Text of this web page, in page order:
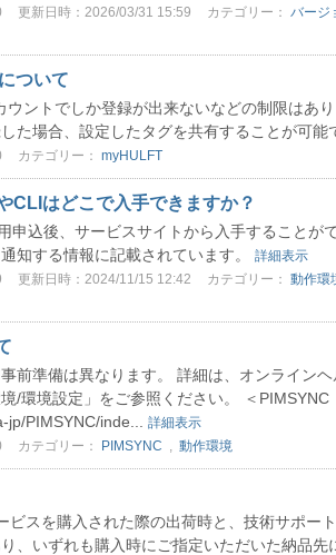
更新日時：2026/03/31 15:59 カテゴリー： バージ
ついて
ントでしか登録が出来ないなどの制限はあり
た場合、設定したタグを共有することが可能
カテゴリー： myHULFT
はどこで入手できますか？
申込後、サービスサイトから入手することが
知する情報に記載されています。
詳細表示
更新日時：2024/11/15 12:42 カテゴリー： 動作環
前準備は異なります。 詳細は、オンライン
/環境設定」をご参照ください。 ＜
PIMSYNC/inde...
詳細表示
カテゴリー： PIMSYNC , 動作環境
ビスを購入された際の出荷時と、技術サポー
、いずれも購入時にご指定いただいた納品先